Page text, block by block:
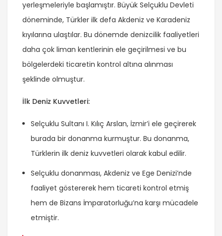
yerleşmeleriyle başlamıştır. Büyük Selçuklu Devleti
döneminde, Türkler ilk defa Akdeniz ve Karadeniz
kıyılarına ulaştılar. Bu dönemde denizcilik faaliyetleri
daha çok liman kentlerinin ele geçirilmesi ve bu
bölgelerdeki ticaretin kontrol altına alınması
şeklinde olmuştur.
İlk Deniz Kuvvetleri:
Selçuklu Sultanı I. Kılıç Arslan, İzmir’i ele geçirerek
burada bir donanma kurmuştur. Bu donanma,
Türklerin ilk deniz kuvvetleri olarak kabul edilir.
Selçuklu donanması, Akdeniz ve Ege Denizi’nde
faaliyet göstererek hem ticareti kontrol etmiş
hem de Bizans İmparatorluğu’na karşı mücadele
etmiştir.